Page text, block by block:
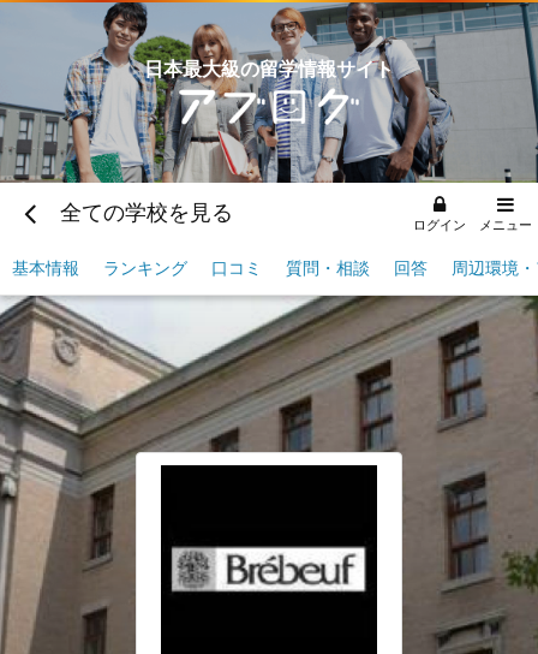
日本最大級の留学情報サイト
全ての学校を見る ログイン メニュー
基本情報 ランキング 口コミ 質問・相談 回答 周辺環境